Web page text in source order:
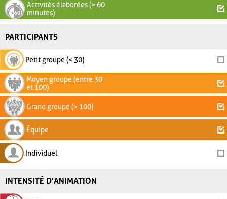
Activités élaborées (> 60
minutes)
PARTICIPANTS
Petit groupe (< 30)
Moyen groupe (entre 30
et 100)
Grand groupe (> 100)
Équipe
Individuel
INTENSITÉ D'ANIMATION